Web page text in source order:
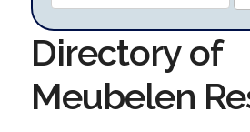
Directory of
Meubelen